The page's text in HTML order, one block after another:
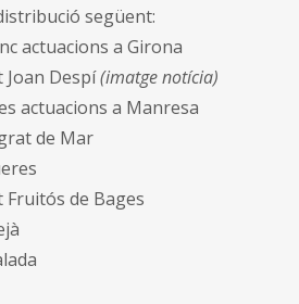
següent:
actuacions a Girona
Joan Despí(imatge notícia)
actuacions a Manresa
de Mar
Fruitós de Bages